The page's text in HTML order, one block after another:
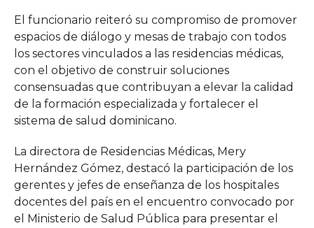
El funcionario reiteró su compromiso de promover
espacios de diálogo y mesas de trabajo con todos
los sectores vinculados a las residencias médicas,
con el objetivo de construir soluciones
consensuadas que contribuyan a elevar la calidad
de la formación especializada y fortalecer el
sistema de salud dominicano.
La directora de Residencias Médicas, Mery
Hernández Gómez, destacó la participación de los
gerentes y jefes de enseñanza de los hospitales
docentes del país en el encuentro convocado por
el Ministerio de Salud Pública para presentar el